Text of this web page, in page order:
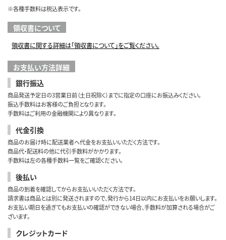
※各種手数料は税込表示です。
領収書について
領収書に関する詳細は「領収書について」をご覧ください。
お支払い方法詳細
銀行振込
商品発送予定日の3営業日前（土日祝除く）までに指定の口座にお振込みください。
振込手数料はお客様のご負担となります。
手数料はご利用の金融機関により異なります。
代金引換
商品のお届け時に配送業者へ代金をお支払いいただく方法です。
商品代・配送料の他に代引手数料がかかります。
手数料は左の各種手数料一覧をご確認ください。
後払い
商品の到着を確認してからお支払いいただく方法です。
請求書は商品とは別に発送されますので、発行から14日以内にお支払いをお願いします。
お支払い期日を過ぎてもお支払いの確認ができない場合、手数料が加算される場合がご
ざいます。
クレジットカード